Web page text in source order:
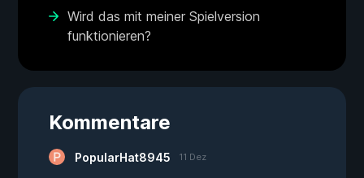
Wird das mit meiner Spielversion
funktionieren?
Kommentare
PopularHat8945 11 Dez